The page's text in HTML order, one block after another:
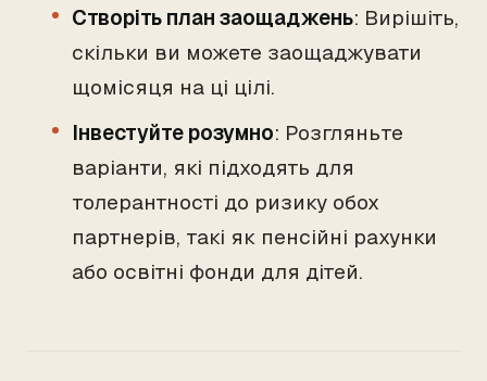
Створіть план заощаджень: Вирішіть,
скільки ви можете заощаджувати
щомісяця на ці цілі.
Інвестуйте розумно: Розгляньте
варіанти, які підходять для
толерантності до ризику обох
партнерів, такі як пенсійні рахунки
або освітні фонди для дітей.